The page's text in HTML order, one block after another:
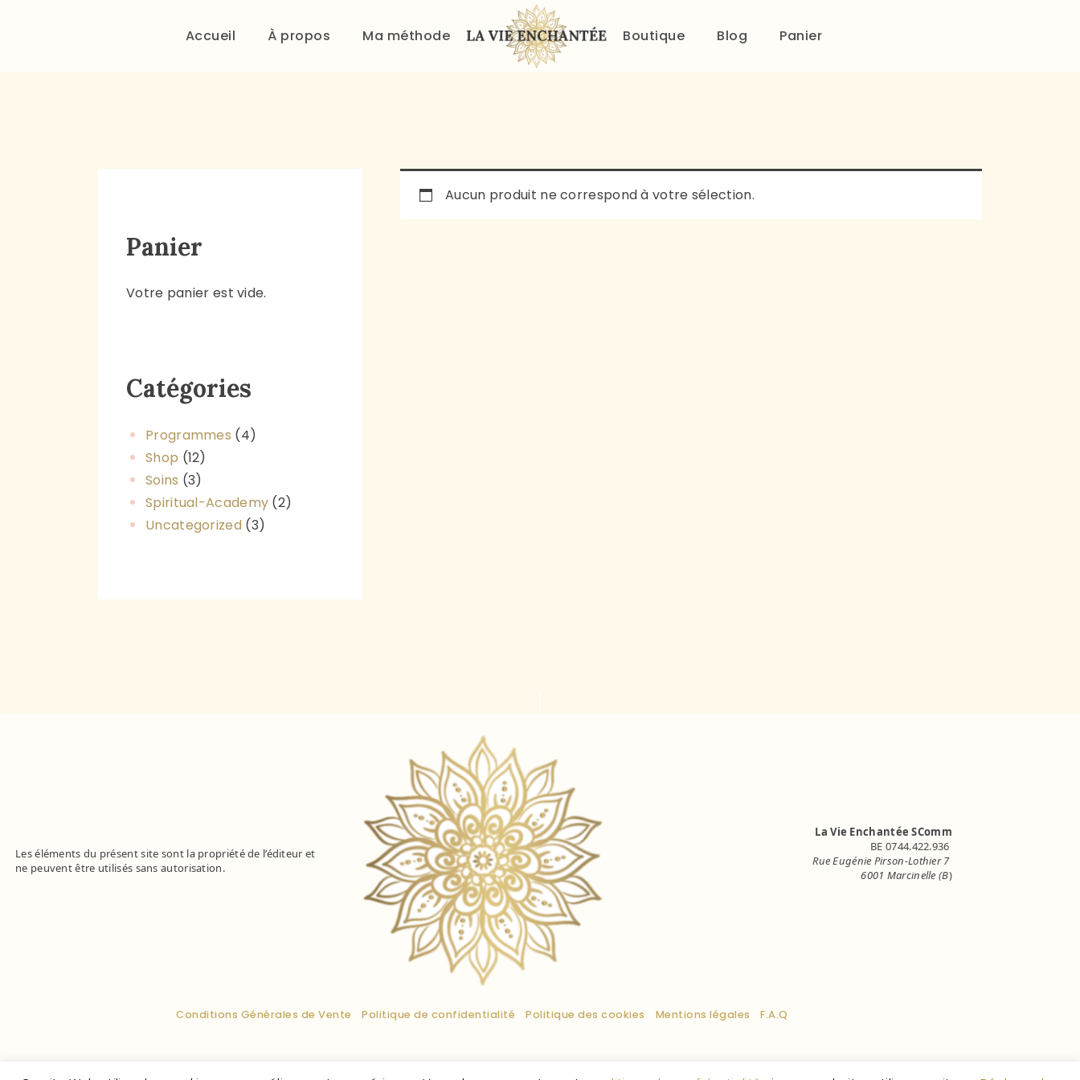
Accueil À propos Ma méthode Boutique Blog Panier
ACCUEIL
BLOG
Aucun produit ne correspond à votre sélection.
Panier
Votre panier est vide.
Catégories
Programmes (4)
Shop (12)
Soins (3)
Spiritual-Academy (2)
Uncategorized (3)
Les éléments du présent site sont la propriété de l’éditeur et
ne peuvent être utilisés sans autorisation.
La Vie Enchantée SComm
BE 0744.422.936
Rue Eugénie Pirson-Lothier 7
6001 Marcinelle (B)
Conditions Générales de Vente Politique de confidentialité Politique des cookies Mentions légales F.A.Q